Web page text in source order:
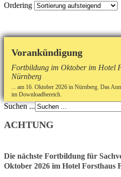
Ordering
Vorankündigung
Fortbildung im Oktober im Hotel
Nürnberg
... am 16. Oktober 2026 in Nürnberg. Das
im Downloadbereich.
Suchen ...
ACHTUNG
Die nächste Fortbildung für
Oktober 2026 im Hotel Forsthaus